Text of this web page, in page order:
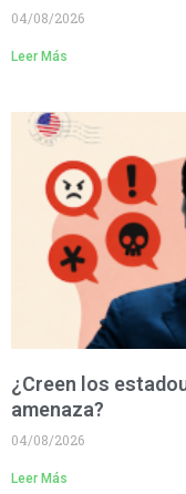
04/08/2026
Leer Más
¿Creen los
amenaza?
04/08/2026
Leer Más